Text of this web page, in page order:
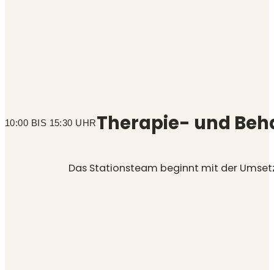
10:00 BIS 15:30 UHRTherapie- und
Das Stationsteam beginnt mit der